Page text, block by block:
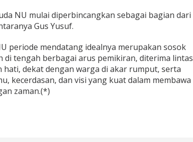
NU mulai diperbincangkan sebagai bagian dari
Gus Yusuf.
periode mendatang idealnya merupakan sosok
di tengah berbagai arus pemikiran, diterima lintas
dekat dengan warga di akar rumput, serta
kecerdasan, dan visi yang kuat dalam membawa
zaman.(*)